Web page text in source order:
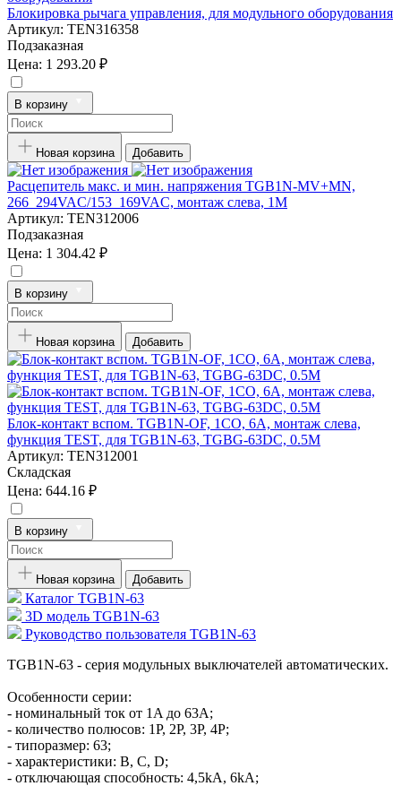
Блокировка рычага управления, для модульного оборудования
Артикул: TEN316358
Подзаказная
Цена: 1 293.20 ₽
В корзину
Новая корзина Добавить
Расцепитель макс. и мин. напряжения TGB1N-MV+MN,
266_294VAC/153_169VAC, монтаж слева, 1M
Артикул: TEN312006
Подзаказная
Цена: 1 304.42 ₽
В корзину
Новая корзина Добавить
Блок-контакт вспом. TGB1N-OF, 1CO, 6A, монтаж слева,
функция TEST, для TGB1N-63, TGBG-63DC, 0.5M
Артикул: TEN312001
Складская
Цена: 644.16 ₽
В корзину
Новая корзина Добавить
Каталог TGB1N-63
3D модель TGB1N-63
Руководство пользователя TGB1N-63
TGB1N-63 - серия модульных выключателей автоматических.
Особенности серии:
- номинальный ток от 1A до 63A;
- количество полюсов: 1P, 2P, 3P, 4P;
- типоразмер: 63;
- характеристики: B, C, D;
- отключающая способность: 4,5kA, 6kA;